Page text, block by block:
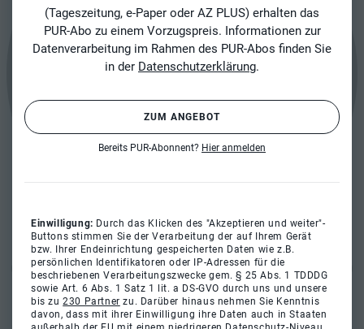
(Tageszeitung, e-Paper oder AZ PLUS) erhalten das
PUR-Abo zu einem Vorzugspreis. Informationen zur
Datenverarbeitung im Rahmen des PUR-Abos finden Sie
in der Datenschutzerklärung.
ZUM ANGEBOT
Bereits PUR-Abonnent? Hier anmelden
Einwilligung: Durch das Klicken des "Akzeptieren und weiter"-
Buttons stimmen Sie der Verarbeitung der auf Ihrem Gerät
bzw. Ihrer Endeinrichtung gespeicherten Daten wie z.B.
persönlichen Identifikatoren oder IP-Adressen für die
beschriebenen Verarbeitungszwecke gem. § 25 Abs. 1 TDDDG
sowie Art. 6 Abs. 1 Satz 1 lit. a DS-GVO durch uns und unsere
bis zu230 Partner zu. Darüber hinaus nehmen Sie Kenntnis
davon, dass mit ihrer Einwilligung ihre Daten auch in Staaten